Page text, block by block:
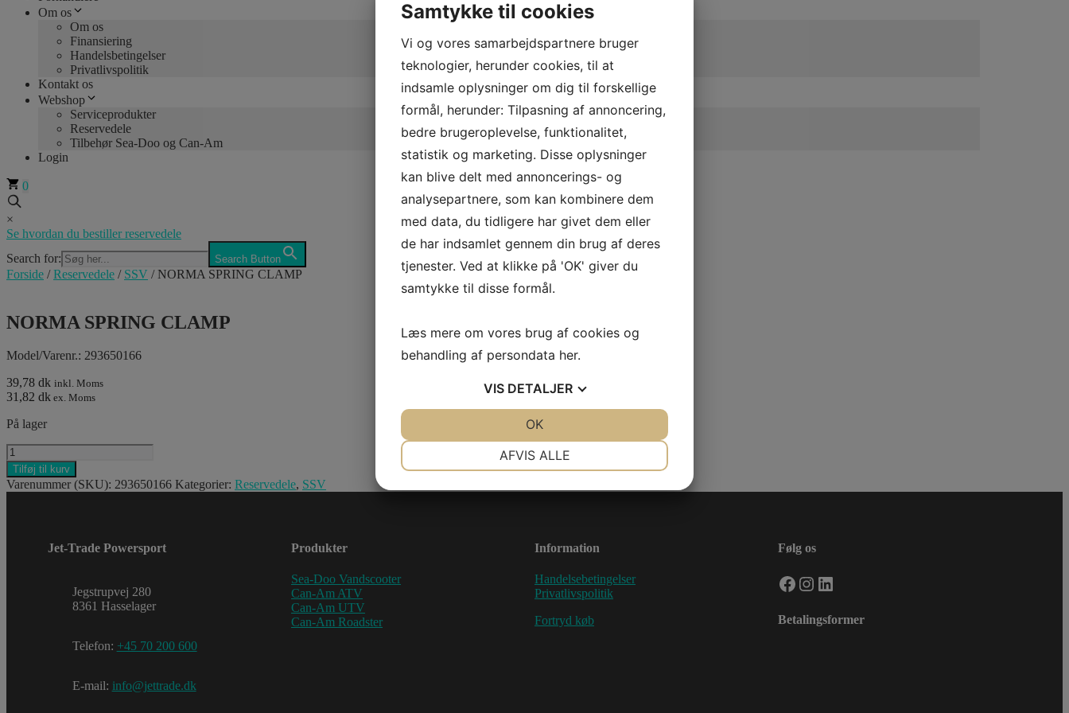
Om os
Om os
Finansiering
Handelsbetingelser
Privatlivspolitik
Kontakt os
Webshop
Serviceprodukter
Reservedele
Tilbehør Sea-Doo og Can-Am
Login
0
×
Se hvordan du bestiller reservedele
Search for:
Search Button
Forside /Reservedele / SSV / NORMA SPRING CLAMP
NORMA SPRING CLAMP
Model/Varenr.: 293650166
39,78 dk inkl. Moms
31,82 dk ex. Moms
På lager
NORMA
SPRING
CLAMP
antal
Tilføj til kurv
Varenummer (SKU): 293650166 Kategorier: Reservedele, SSV
Jet-Trade Powersport
Jegstrupvej 280
8361 Hasselager
Telefon: +45 70 200 600
E-mail: info@jettrade.dk
Produkter
Sea-Doo Vandscooter
Can-Am ATV
Can-Am UTV
Can-Am Roadster
Information
Handelsebetingelser
Privatlivspolitik
Fortryd køb
Følg os
Facebook
Instagram
LinkedIn
Betalingsformer
Samtykke til cookies
Vi og vores samarbejdspartnere bruger
teknologier, herunder cookies, til at
indsamle oplysninger om dig til forskellige
formål, herunder: Tilpasning af annoncering,
bedre brugeroplevelse, funktionalitet,
statistik og marketing. Disse oplysninger
kan blive delt med annoncerings- og
analysepartnere, som kan kombinere dem
med data, du tidligere har givet dem eller
de har indsamlet gennem din brug af deres
tjenester. Ved at klikke på 'OK' giver du
samtykke til disse formål.
Læs mere om vores brug af cookies og
behandling af persondata her.
VIS DETALJER
AFVIS ALLE
OK